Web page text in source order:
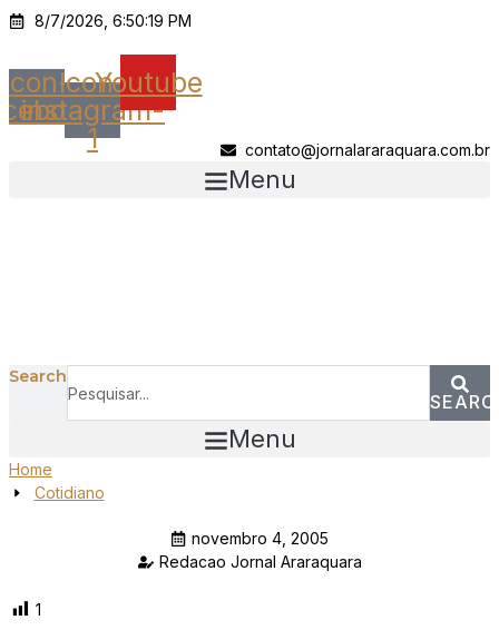
Ir
o
conteúdo
8/7/2026, 6:50:19 PM
Icon-Icon-
instagram-
1
Youtube
contato@jornalararaquara.com.br
Menu
Search
Menu
Home
Cotidiano
novembro 4, 2005
Redacao Jornal Araraquara
1